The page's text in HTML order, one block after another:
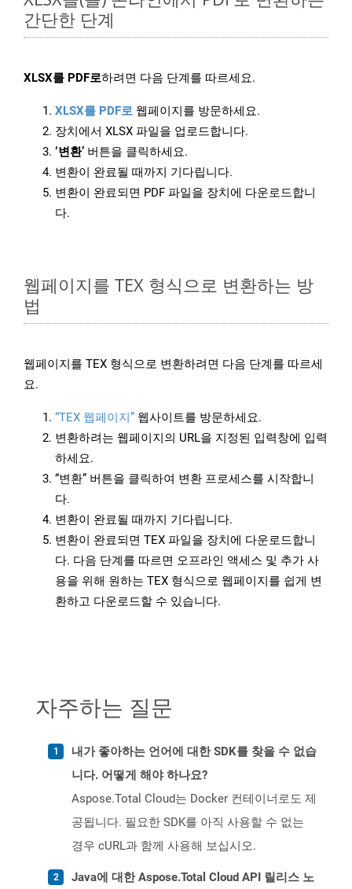
간단한 단계
XLSX를 PDF로하려면 다음 단계를 따르세요.
XLSX를 PDF로 웹페이지를 방문하세요.
장치에서 XLSX 파일을 업로드합니다.
‘변환’ 버튼을 클릭하세요.
변환이 완료될 때까지 기다립니다.
변환이 완료되면 PDF 파일을 장치에 다운로드합니
다.
웹페이지를 TEX 형식으로 변환하는 방
법
웹페이지를 TEX 형식으로 변환하려면 다음 단계를 따르세
요.
“TEX 웹페이지” 웹사이트를 방문하세요.
변환하려는 웹페이지의 URL을 지정된 입력창에 입력
하세요.
“변환” 버튼을 클릭하여 변환 프로세스를 시작합니
다.
변환이 완료될 때까지 기다립니다.
변환이 완료되면 TEX 파일을 장치에 다운로드합니
다. 다음 단계를 따르면 오프라인 액세스 및 추가 사
용을 위해 원하는 TEX 형식으로 웹페이지를 쉽게 변
환하고 다운로드할 수 있습니다.
자주하는 질문
내가 좋아하는 언어에 대한 SDK를 찾을 수 없습
니다. 어떻게 해야 하나요?
Aspose.Total Cloud는 Docker 컨테이너로도 제
공됩니다. 필요한 SDK를 아직 사용할 수 없는
경우 cURL과 함께 사용해 보십시오.
Java에 대한 Aspose.Total Cloud API 릴리스 노